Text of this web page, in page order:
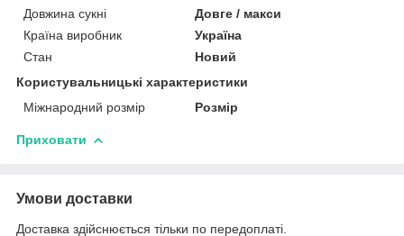
Довжина сукні
Довге / макси
Країна виробник
Україна
Стан
Новий
Користувальницькі характеристики
Міжнародний розмір
Розмір
Приховати
Умови доставки
Доставка здійснюється тільки по передоплаті.